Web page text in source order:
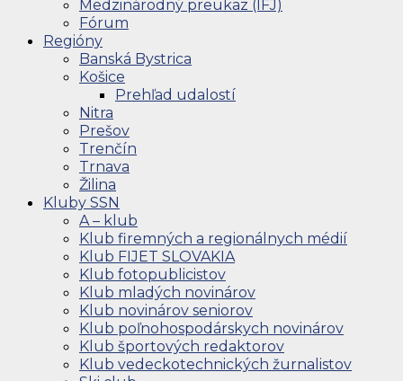
Medzinárodný preukaz (IFJ)
Fórum
Regióny
Banská Bystrica
Košice
Prehľad udalostí
Nitra
Prešov
Trenčín
Trnava
Žilina
Kluby SSN
A – klub
Klub firemných a regionálnych médií
Klub FIJET SLOVAKIA
Klub fotopublicistov
Klub mladých novinárov
Klub novinárov seniorov
Klub poľnohospodárskych novinárov
Klub športových redaktorov
Klub vedeckotechnických žurnalistov